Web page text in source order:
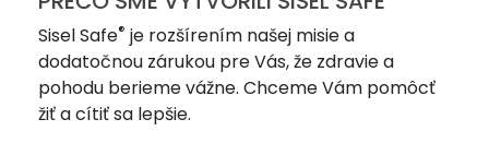
Sisel Safe® je rozšírením našej misie a
dodatočnou zárukou pre Vás, že zdravie a
pohodu berieme vážne. Chceme Vám pomôcť
žiť a cítiť sa lepšie.